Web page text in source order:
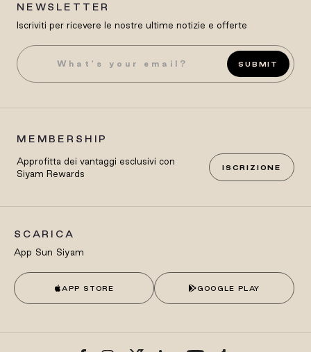
NEWSLETTER
Iscriviti per ricevere le nostre ultime notizie e offerte
SUBMIT
MEMBERSHIP
Approfitta dei vantaggi esclusivi con
Siyam Rewards
ISCRIZIONE
SCARICA
App Sun Siyam
APP STORE GOOGLE PLAY